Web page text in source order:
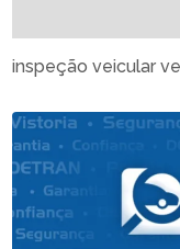
inspeção veicular